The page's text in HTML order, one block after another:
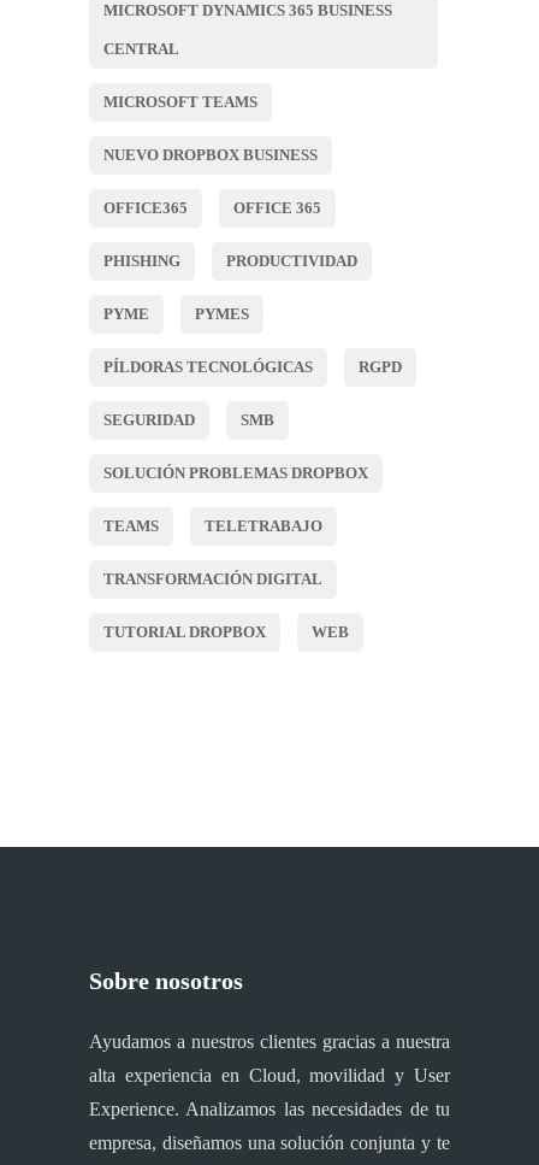
MICROSOFT DYNAMICS 365 BUSINESS
CENTRAL
MICROSOFT TEAMS
NUEVO DROPBOX BUSINESS
OFFICE365 OFFICE 365
PHISHING PRODUCTIVIDAD
PYME PYMES
PÍLDORAS TECNOLÓGICAS RGPD
SEGURIDAD SMB
SOLUCIÓN PROBLEMAS DROPBOX
TEAMS TELETRABAJO
TRANSFORMACIÓN DIGITAL
TUTORIAL DROPBOX WEB
Sobre nosotros
Ayudamos a nuestros clientes gracias a nuestra
alta experiencia en Cloud, movilidad y User
Experience. Analizamos las necesidades de tu
empresa, diseñamos una solución conjunta y te